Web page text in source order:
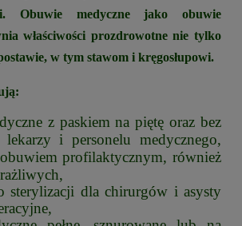
Obuwie medyczne jako obuwie
właściwości prozdrowotne nie tylko
w tym stawom i kręgosłupowi.
z paskiem na piętę oraz bez
lekarzy i personelu medycznego,
profilaktycznym, również
sterylizacji dla chirurgów i asysty